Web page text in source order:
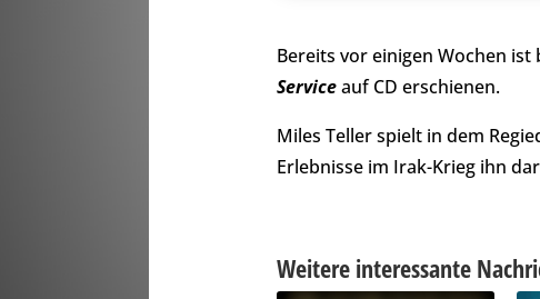
Bereits vor einigen Wochen ist
Serviceauf CD erschienen.
Miles Teller spielt in dem
Erlebnisse im Irak-Krieg ihn
Weitere interessante